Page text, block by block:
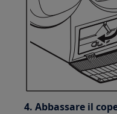
4. Abbassare il